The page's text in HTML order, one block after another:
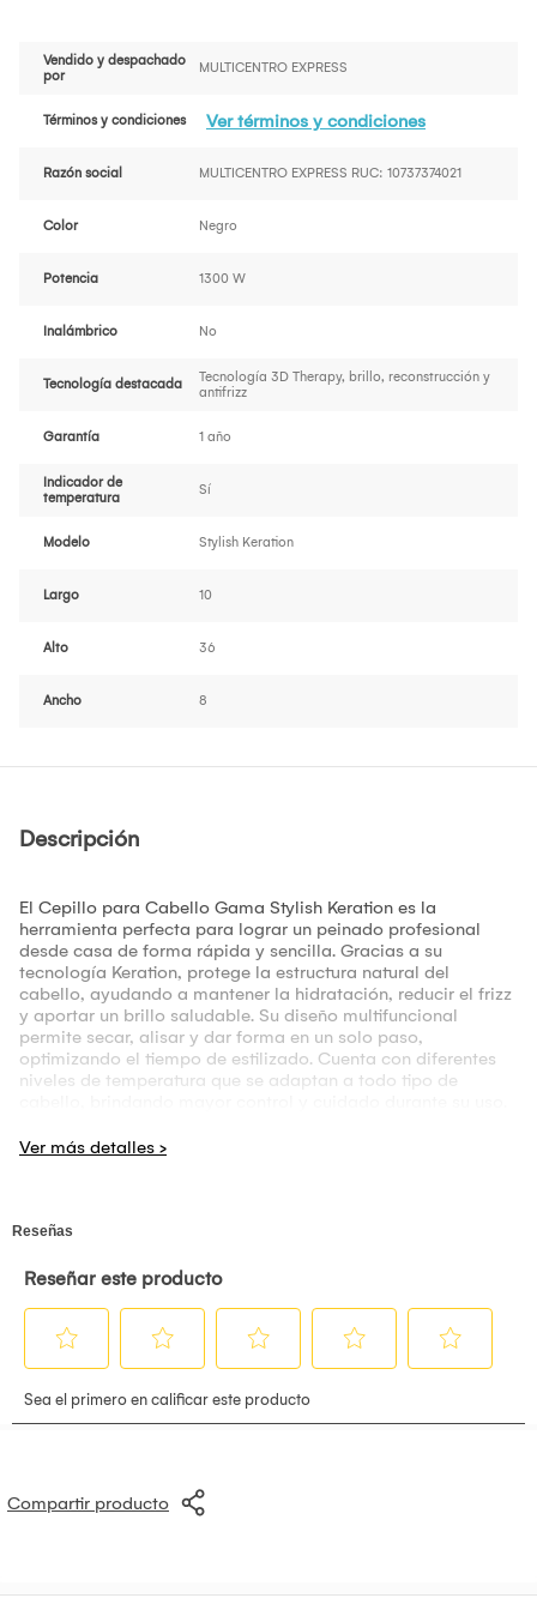
Vendido y despachado
por
MULTICENTRO EXPRESS
Términos y condiciones Ver términos y condiciones
Razón social MULTICENTRO EXPRESS RUC: 10737374021
Color Negro
Potencia 1300 W
Inalámbrico No
Tecnología destacada
Tecnología 3D Therapy, brillo, reconstrucción y
antifrizz
Garantía 1 año
Indicador de
temperatura
Sí
Modelo Stylish Keration
Largo 10
Alto 36
Ancho 8
Descripción
El Cepillo para Cabello Gama Stylish Keration es la
herramienta perfecta para lograr un peinado profesional
desde casa de forma rápida y sencilla. Gracias a su
tecnología Keration, protege la estructura natural del
cabello, ayudando a mantener la hidratación, reducir el frizz
y aportar un brillo saludable. Su diseño multifuncional
permite secar, alisar y dar forma en un solo paso,
optimizando el tiempo de estilizado. Cuenta con diferentes
niveles de temperatura que se adaptan a todo tipo de
un acabado uniforme y natural. Ideal para el uso diario, este
el cabello protegido, brillante y libre de frizz en cada uso.
Compartir producto